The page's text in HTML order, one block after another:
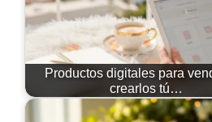
Productos digitales para
crearlos tú…